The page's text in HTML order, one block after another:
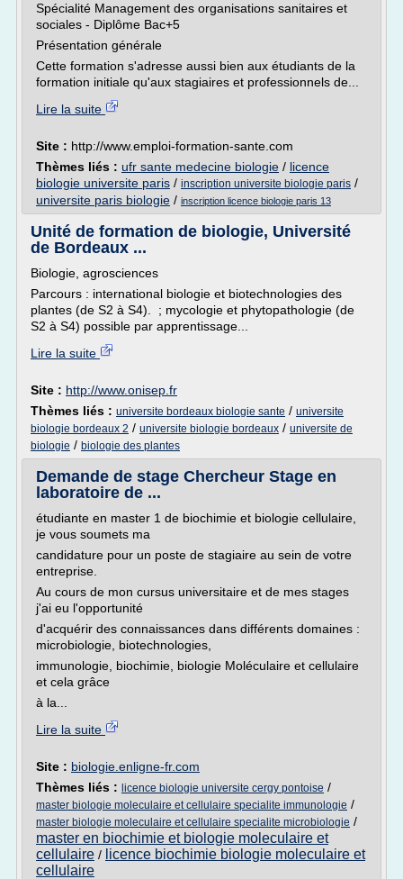
Spécialité Management des organisations sanitaires et
sociales - Diplôme Bac+5
Présentation générale
Cette formation s'adresse aussi bien aux étudiants de la
formation initiale qu'aux stagiaires et professionnels de...
Lire la suite
Site : http://www.emploi-formation-sante.com
Thèmes liés : ufr sante medecine biologie / licence
biologie universite paris / inscription universite biologie paris /
universite paris biologie / inscription licence biologie paris 13
Unité de formation de biologie, Université
de Bordeaux ...
Biologie, agrosciences
Parcours : international biologie et biotechnologies des
plantes (de S2 à S4). ; mycologie et phytopathologie (de
S2 à S4) possible par apprentissage...
Lire la suite
Site : http://www.onisep.fr
Thèmes liés : universite bordeaux biologie sante / universite
biologie bordeaux 2 / universite biologie bordeaux / universite de
biologie / biologie des plantes
Demande de stage Chercheur Stage en
laboratoire de ...
étudiante en master 1 de biochimie et biologie cellulaire,
je vous soumets ma
candidature pour un poste de stagiaire au sein de votre
entreprise.
Au cours de mon cursus universitaire et de mes stages
j'ai eu l'opportunité
d'acquérir des connaissances dans différents domaines :
microbiologie, biotechnologies,
immunologie, biochimie, biologie Moléculaire et cellulaire
et cela grâce
à la...
Lire la suite
Site : biologie.enligne-fr.com
Thèmes liés : licence biologie universite cergy pontoise /
master biologie moleculaire et cellulaire specialite immunologie /
master biologie moleculaire et cellulaire specialite microbiologie /
master en biochimie et biologie moleculaire et
cellulaire / licence biochimie biologie moleculaire et
cellulaire